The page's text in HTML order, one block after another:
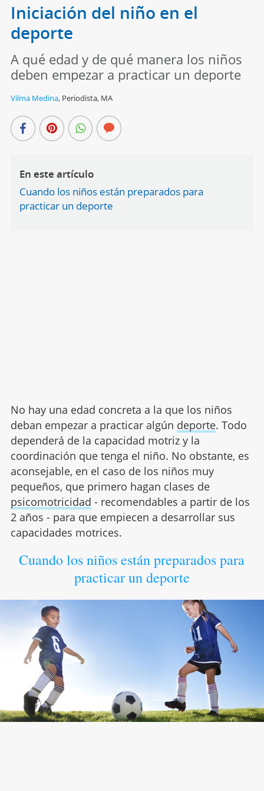
Iniciación del niño en el
deporte
A qué edad y de qué manera los niños
deben empezar a practicar un deporte
Vilma Medina, Periodista, MA
En este artículo
Cuando los niños están preparados para
practicar un deporte
No hay una edad concreta a la que los niños
deban empezar a practicar algún deporte. Todo
dependerá de la capacidad motriz y la
coordinación que tenga el niño. No obstante, es
aconsejable, en el caso de los niños muy
pequeños, que primero hagan clases de
psicomotricidad - recomendables a partir de los
2 años - para que empiecen a desarrollar sus
capacidades motrices.
Cuando los niños están preparados para
practicar un deporte